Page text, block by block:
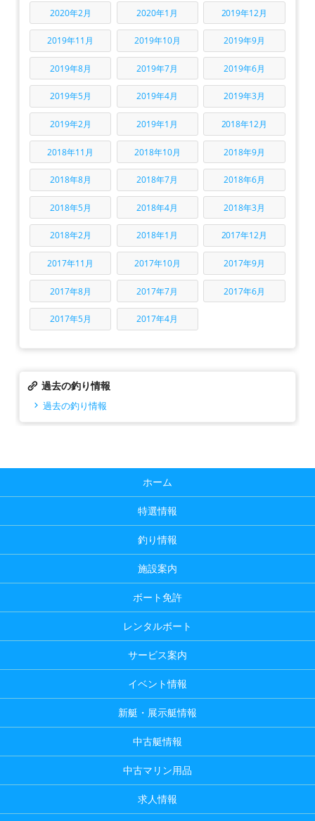
2020年2月 2020年1月 2019年12月
2019年11月 2019年10月 2019年9月
2019年8月 2019年7月 2019年6月
2019年5月 2019年4月 2019年3月
2019年2月 2019年1月 2018年12月
2018年11月 2018年10月 2018年9月
2018年8月 2018年7月 2018年6月
2018年5月 2018年4月 2018年3月
2018年2月 2018年1月 2017年12月
2017年11月 2017年10月 2017年9月
2017年8月 2017年7月 2017年6月
2017年5月 2017年4月
過去の釣り情報
過去の釣り情報
ホーム
特選情報
釣り情報
施設案内
ボート免許
レンタルボート
サービス案内
イベント情報
新艇・展示艇情報
中古艇情報
中古マリン用品
求人情報